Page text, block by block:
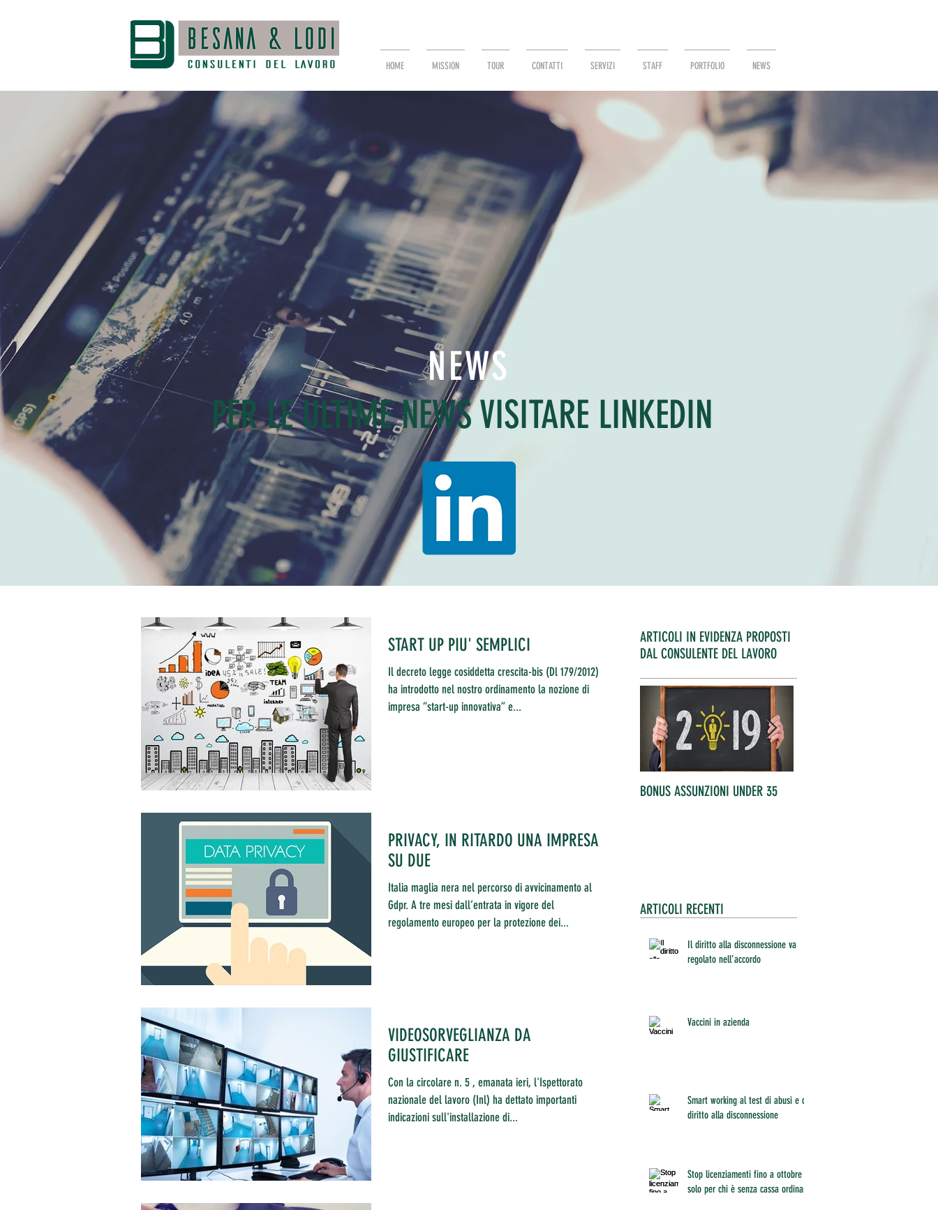
HOME MISSION TOUR CONTATTI SERVIZI STAFF PORTFOLIO NEWS
NEWS
PER LE ULTIME NEWS VISITARE LINKEDIN
START UP PIU' SEMPLICI
Il decreto legge cosiddetta crescita-bis (Dl 179/2012)
ha introdotto nel nostro ordinamento la nozione di
impresa “start-up innovativa” e...
PRIVACY, IN RITARDO UNA IMPRESA
SU DUE
Italia maglia nera nel percorso di avvicinamento al
Gdpr. A tre mesi dall’entrata in vigore del
regolamento europeo per la protezione dei...
VIDEOSORVEGLIANZA DA
GIUSTIFICARE
Con la circolare n. 5 , emanata ieri, l'Ispettorato
nazionale del lavoro (Inl) ha dettato importanti
indicazioni sull'installazione di...
ARTICOLI IN EVIDENZA PROPOSTI
DAL CONSULENTE DEL LAVORO
BONUS ASSUNZIONI UNDER 35
ARTICOLI RECENTI
Il diritto alla disconnessione va
regolato nell’accordo
Vaccini in azienda
Smart working al test di abusi e del
diritto alla disconnessione
Stop licenziamenti fino a ottobre
solo per chi è senza cassa ordinaria